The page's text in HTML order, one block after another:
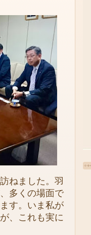
ねました。羽
多くの場面で
す。いま私が
、これも実に